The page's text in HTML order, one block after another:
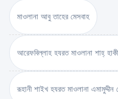
মাওলানা আবু তাহের মেসবাহ
আরেফবিল্লাহ হযরত মাওলানা শাহ্
রূহানী শাইখ হযরত মাওলানা এমামুদ্দীন